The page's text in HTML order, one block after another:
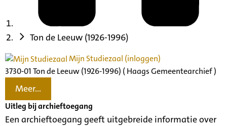
Ton de Leeuw (1926-1996)
Mijn Studiezaal (inloggen)
3730-01 Ton de Leeuw (1926-1996) ( Haags Gemeentearchief )
Meer...
Uitleg bij archieftoegang
Een archieftoegang geeft uitgebreide informatie over